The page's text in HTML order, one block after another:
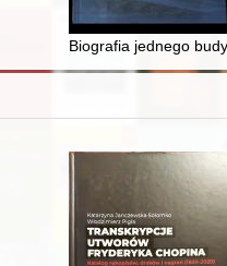
ziemi gryfickiej :
Biografia jednego